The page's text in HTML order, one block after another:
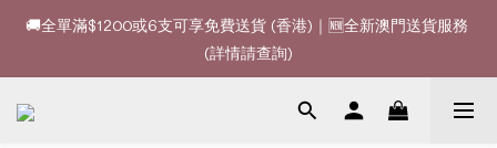
🚚全單滿$1200或6支可享免費送貨 (香港)｜🆕全新澳門送貨服務
(詳情請查詢)
🚚全單滿$1200或6支可享免費送貨 (香港)｜🆕全新澳門送貨服務
(詳情請查詢)
🍷酒款、優惠經常更新，請時刻追蹤我地😊｜🤵👰Wine Couple